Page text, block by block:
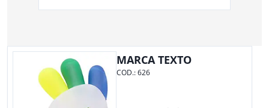
MARCA TEXTO
COD.:626